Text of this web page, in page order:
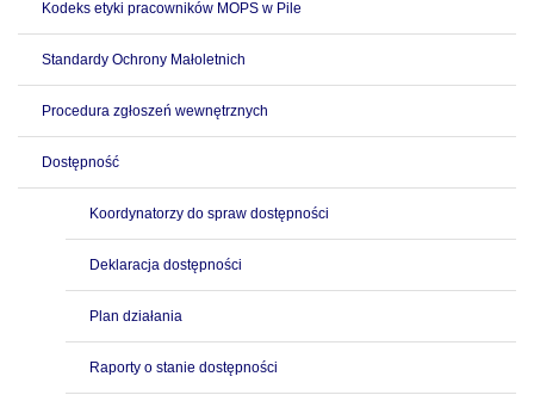
Kodeks etyki pracowników MOPS w Pile
Standardy Ochrony Małoletnich
Procedura zgłoszeń wewnętrznych
Dostępność
Koordynatorzy do spraw dostępności
Deklaracja dostępności
Plan działania
Raporty o stanie dostępności